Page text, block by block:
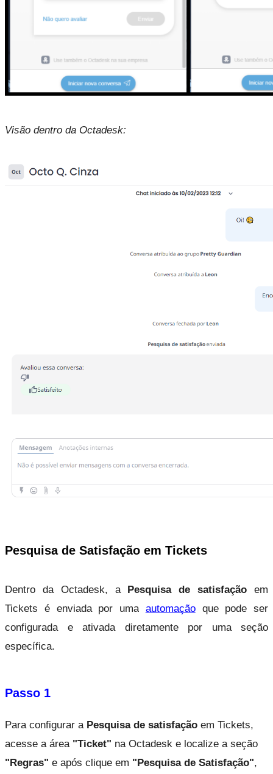
Visão dentro da Octadesk:
Pesquisa de Satisfação em Tickets
Dentro da Octadesk, a Pesquisa de satisfação em
Tickets é enviada por uma automação que pode ser
configurada e ativada diretamente por uma seção
específica.
Passo 1
Para configurar a Pesquisa de satisfação em Tickets,
acesse a área "Ticket" na Octadesk e localize a seção
"Regras" e após clique em "Pesquisa de Satisfação",